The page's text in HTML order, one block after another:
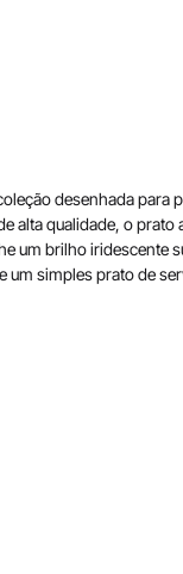
desenhada
alta qualidade, o
brilho iridescente
simples prato de